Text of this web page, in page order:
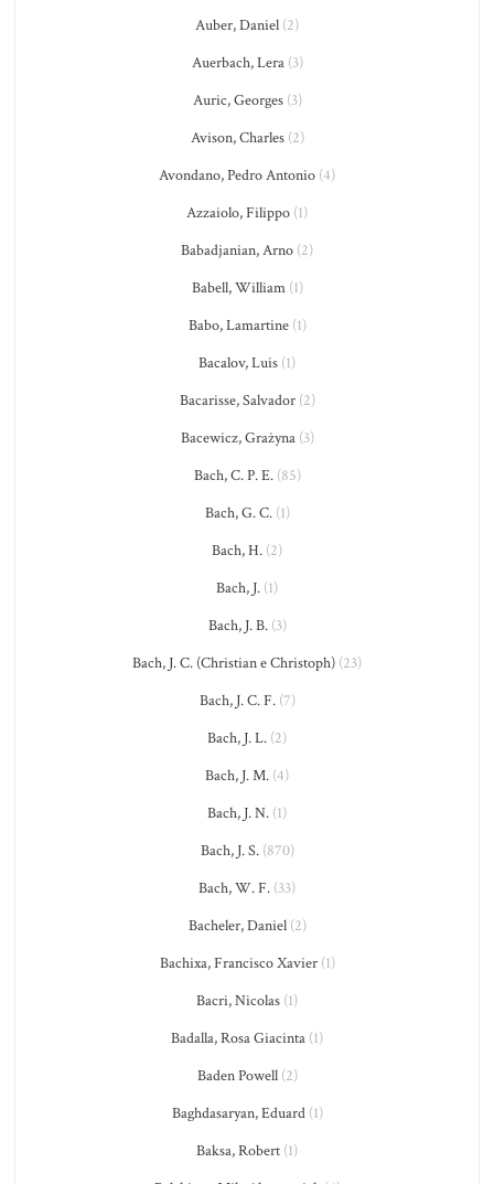
Auber, Daniel (2)
Auerbach, Lera(3)
Auric, Georges(3)
Avison, Charles(2)
Avondano, Pedro Antonio (4)
Azzaiolo, Filippo (1)
Babadjanian, Arno (2)
Babell, William(1)
Babo, Lamartine(1)
Bacalov, Luis (1)
Bacarisse, Salvador(2)
Bacewicz, Grażyna(3)
Bach, C. P. E.(85)
Bach, G. C.(1)
Bach, H. (2)
Bach, J. (1)
Bach, J. B.(3)
Bach, J. C. (Christian e Christoph) (23)
Bach, J. C. F.(7)
Bach, J. L. (2)
Bach, J. M. (4)
Bach, J. N. (1)
Bach, J. S.(870)
Bach, W. F. (33)
Bacheler, Daniel(2)
Bachixa, Francisco Xavier(1)
Bacri, Nicolas (1)
Badalla, Rosa Giacinta (1)
Baden Powell(2)
Baghdasaryan, Eduard(1)
Baksa, Robert (1)